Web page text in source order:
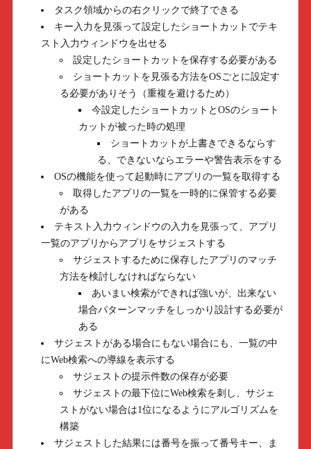
タスク領域からの右クリックで終了できる
キー入力を見張って設定したショートカットでテキ
スト入力ウィンドウを出せる
設定したショートカットを保存する必要がある
ショートカットを見張る方法をOSごとに設定す
る必要がありそう（重複を避けるため）
今設定したショートカットとOSのショート
カットが被った時の処理
ショートカットが上書きできるならす
る、できないならエラーや警告表示をする
OSの機能を使って起動時にアプリの一覧を取得する
取得したアプリの一覧を一時的に保管する必要
がある
テキスト入力ウィンドウの入力を見張って、アプリ
一覧のアプリからアプリをサジェストする
サジェストするために保存したアプリのマッチ
方法を検討しなければならない
あいまい検索ができれば強いが、出来ない
場合パターンマッチをしっかり設計する必要が
ある
サジェストがある場合にもない場合にも、一覧の中
にWeb検索への導線を表示する
サジェストの提示件数の保存が必要
サジェストの最下位にWeb検索を刺し、サジェ
ストがない場合は1位になるようにアルゴリズムを
構築
サジェストした結果には番号を振って番号キー、ま